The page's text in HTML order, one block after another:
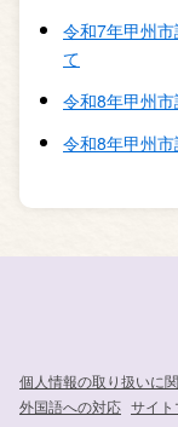
令和7年甲州
て
令和8年甲州
令和8年甲州
個人情報の取り扱いに
外国語への対応 サイ